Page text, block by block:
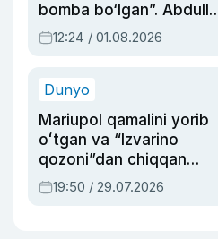
bomba bo‘lgan”. Abdulla
Oripovni siyosiy
ayblovlardan asrab
12:24 / 01.08.2026
Dunyo
Mariupol qamalini yorib
oʻtgan va “Izvarino
qozoni”dan chiqqan
qahramon — Ukraina
armiyasi bosh
19:50 / 29.07.2026